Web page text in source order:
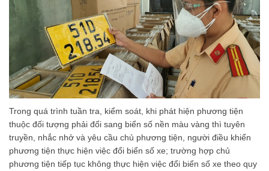
Trong quá trình tuần tra, kiểm soát, khi phát hiện phương tiện
thuộc đối tượng phải đổi sang biển số nền màu vàng thì tuyên
truyền, nhắc nhở và yêu cầu chủ phương tiện, người điều khiển
phương tiện thực hiện việc đổi biển số xe; trường hợp chủ
phương tiện tiếp tục không thực hiện việc đổi biển số xe theo quy